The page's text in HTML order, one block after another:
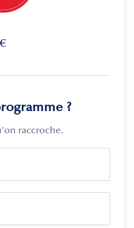
€
?
raccroche.